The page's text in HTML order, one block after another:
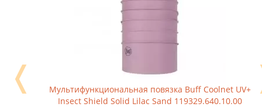
Мультифункциональная повязка Buff Coolnet UV+
Insect Shield Solid Lilac Sand 119329.640.10.00
❬